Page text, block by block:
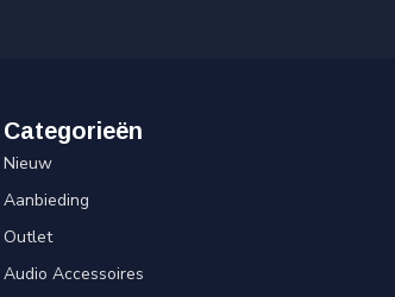
Categorieën
Nieuw
Aanbieding
Outlet
Audio Accessoires